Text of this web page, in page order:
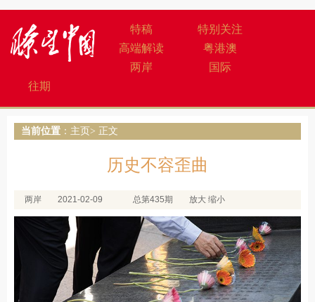
特稿
特别关注
高端解读
粤港澳
两岸
国际
往期
当前位置 ： 主页 > 正文
历史不容歪曲
两岸 2021-02-09 总第435期 放大 缩小